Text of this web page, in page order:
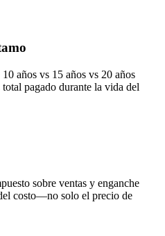
años vs 15 años vs 20 años
pagado durante la vida del
sobre ventas y enganche
costo—no solo el precio de